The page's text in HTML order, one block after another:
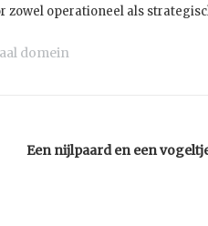
zowel operationeel als
domein
Een nijlpaard en een